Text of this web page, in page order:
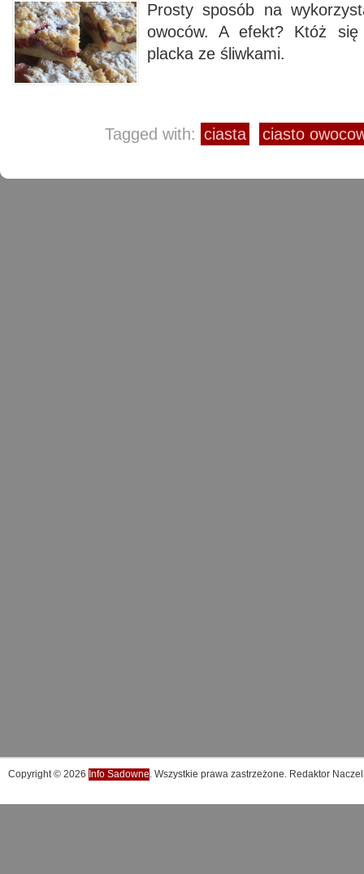
Prosty sposób na
owoców. A efekt? Któż się
placka ze śliwkami.
Tagged with: ciasta ciasto
Copyright © 2026 Info Sadowne. Wszystkie prawa zastrzeżone. Redaktor